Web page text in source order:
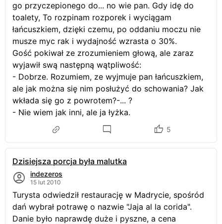
go przyczepionego do... no wie pan. Gdy idę do
toalety, To rozpinam rozporek i wyciągam
łańcuszkiem, dzięki czemu, po oddaniu moczu nie
musze myc rak i wydajność wzrasta o 30%.
Gość pokiwał ze zrozumieniem głową, ale zaraz
wyjawił swą następną wątpliwość:
- Dobrze. Rozumiem, ze wyjmuje pan łańcuszkiem,
ale jak można się nim posłużyć do schowania? Jak
wkłada się go z powrotem?-... ?
- Nie wiem jak inni, ale ja łyżka.
5
Dzisiejsza porcja była malutka
indezeros
15 lut 2010
Turysta odwiedził restaurację w Madrycie, spośród
dań wybrał potrawę o nazwie "Jaja al la corida".
Danie było naprawdę duże i pyszne, a cena